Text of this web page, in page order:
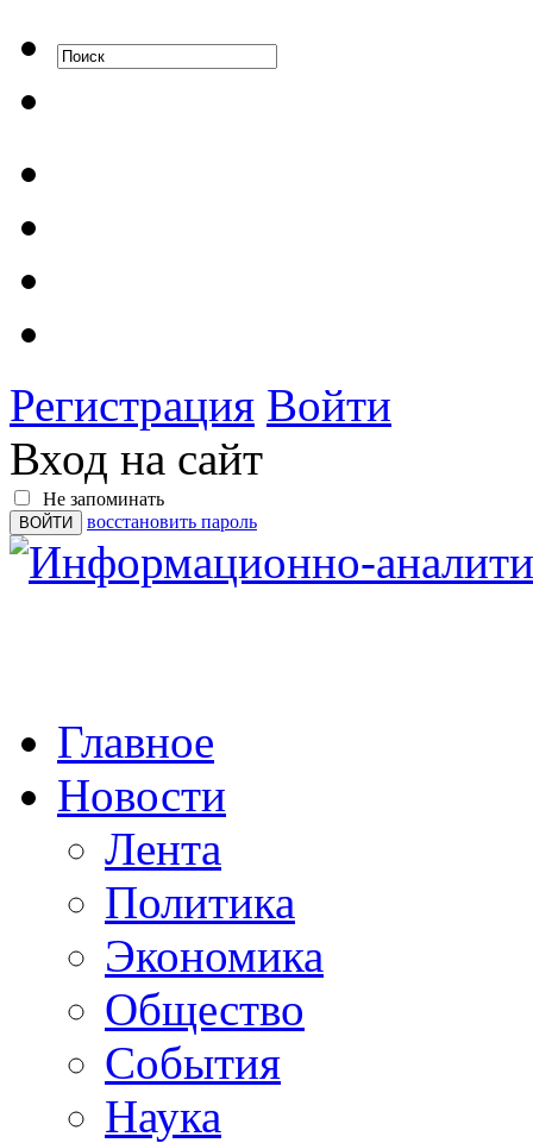
Регистрация Войти
Вход на сайт
Не запоминать
восстановить пароль
Главное
Новости
Лента
Политика
Экономика
Общество
События
Наука